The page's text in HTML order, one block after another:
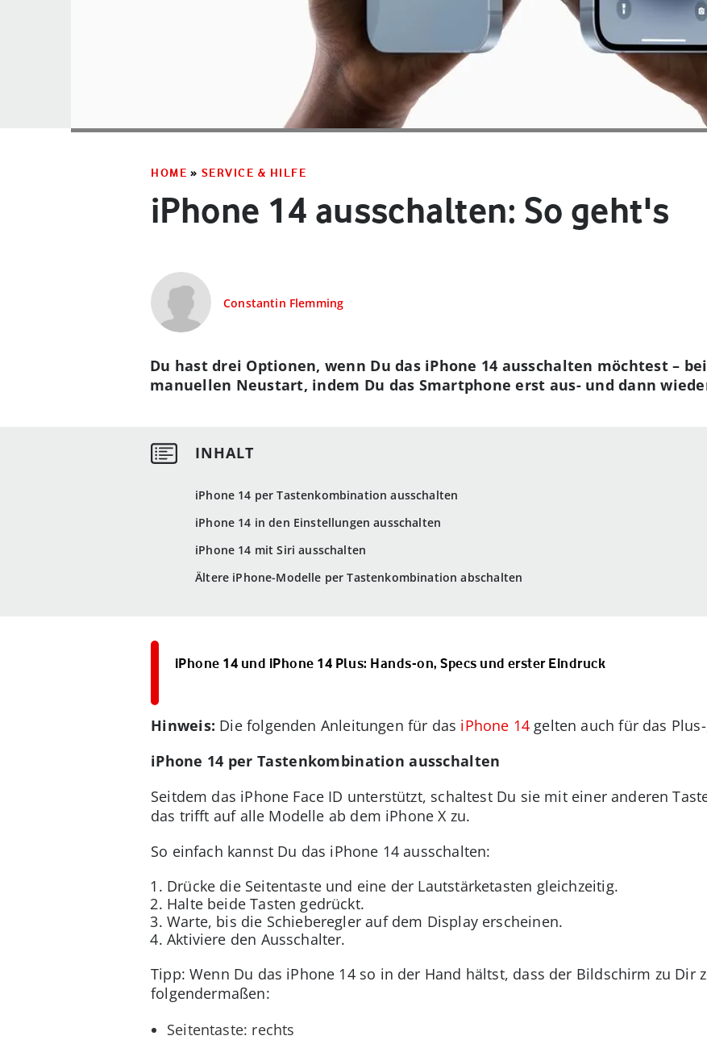
HOME » SERVICE & HILFE
iPhone 14 ausschalten: So geht's
Constantin Flemming
iPhone 14 per Tastenkombination ausschalten
iPhone 14 in den Einstellungen ausschalten
iPhone 14 mit Siri ausschalten
Ältere iPhone-Modelle per Tastenkombination abschalten
Du hast drei Optionen, wenn Du das iPhone 14 ausschalten möchtest –
manuellen Neustart, indem Du das Smartphone erst aus- und dann
iPhone 14 und iPhone 14 Plus: Hands-on, Specs und erster Eindruck
Hinweis: Die folgenden Anleitungen für das iPhone 14 gelten auch für das
iPhone 14 per Tastenkombination ausschalten
Seitdem das iPhone Face ID unterstützt, schaltest Du sie mit einer anderen
das trifft auf alle Modelle ab dem iPhone X zu.
So einfach kannst Du das iPhone 14 ausschalten:
Drücke die Seitentaste und eine der Lautstärketasten gleichzeitig.
Halte beide Tasten gedrückt.
Warte, bis die Schieberegler auf dem Display erscheinen.
Aktiviere den Ausschalter.
Tipp: Wenn Du das iPhone 14 so in der Hand hältst, dass der Bildschirm zu Dir
folgendermaßen:
Seitentaste: rechts